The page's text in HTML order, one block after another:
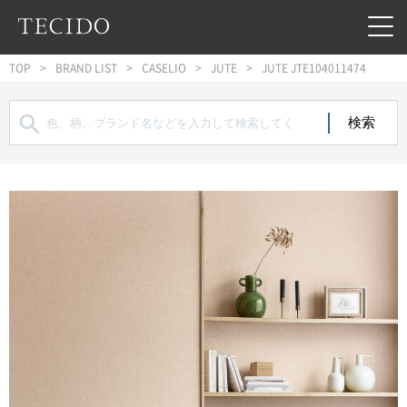
フッターへジャンプ
TOP BRAND LIST CASELIO JUTE JUTE JTE104011474
